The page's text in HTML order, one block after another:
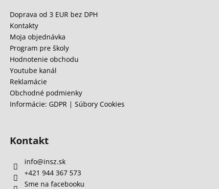
Doprava od 3 EUR bez DPH
Kontakty
Moja objednávka
Program pre školy
Hodnotenie obchodu
Youtube kanál
Reklamácie
Obchodné podmienky
Informácie: GDPR | Súbory Cookies
Kontakt
info@insz.sk
+421 944 367 573
Sme na facebooku